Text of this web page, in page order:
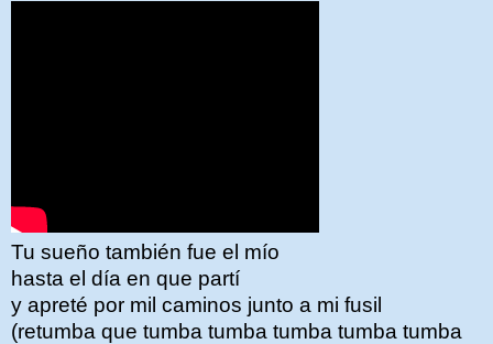
Tu sueño también fue el mío
hasta el día en que partí
y apreté por mil caminos junto a mi fusil
(retumba que tumba tumba tumba tumba tumba